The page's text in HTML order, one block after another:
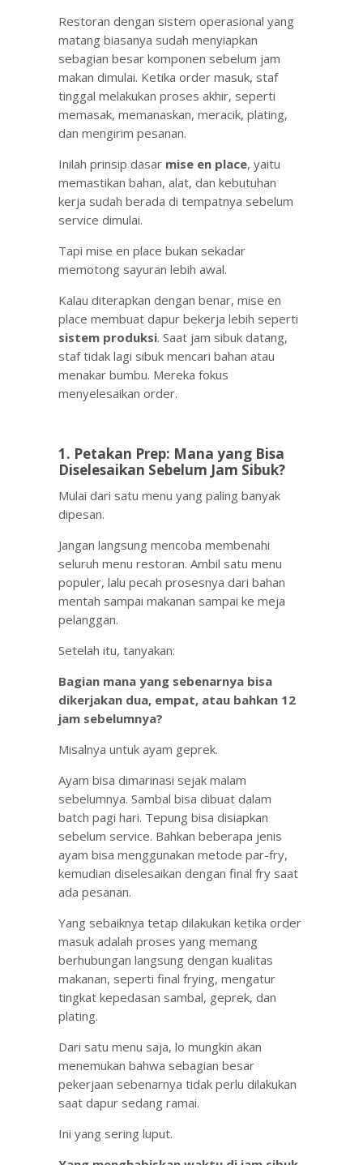
Restoran dengan sistem operasional yang
matang biasanya sudah menyiapkan
sebagian besar komponen sebelum jam
makan dimulai. Ketika order masuk, staf
tinggal melakukan proses akhir, seperti
memasak, memanaskan, meracik, plating,
dan mengirim pesanan.
Inilah prinsip dasar mise en place, yaitu
memastikan bahan, alat, dan kebutuhan
kerja sudah berada di tempatnya sebelum
service dimulai.
Tapi mise en place bukan sekadar
memotong sayuran lebih awal.
Kalau diterapkan dengan benar, mise en
place membuat dapur bekerja lebih seperti
sistem produksi. Saat jam sibuk datang,
staf tidak lagi sibuk mencari bahan atau
menakar bumbu. Mereka fokus
menyelesaikan order.
1. Petakan Prep: Mana yang Bisa
Diselesaikan Sebelum Jam Sibuk?
Mulai dari satu menu yang paling banyak
dipesan.
Jangan langsung mencoba membenahi
seluruh menu restoran. Ambil satu menu
populer, lalu pecah prosesnya dari bahan
mentah sampai makanan sampai ke meja
pelanggan.
Setelah itu, tanyakan:
Bagian mana yang sebenarnya bisa
dikerjakan dua, empat, atau bahkan 12
jam sebelumnya?
Misalnya untuk ayam geprek.
Ayam bisa dimarinasi sejak malam
sebelumnya. Sambal bisa dibuat dalam
batch pagi hari. Tepung bisa disiapkan
sebelum service. Bahkan beberapa jenis
ayam bisa menggunakan metode par-fry,
kemudian diselesaikan dengan final fry saat
ada pesanan.
Yang sebaiknya tetap dilakukan ketika order
masuk adalah proses yang memang
berhubungan langsung dengan kualitas
makanan, seperti final frying, mengatur
tingkat kepedasan sambal, geprek, dan
plating.
Dari satu menu saja, lo mungkin akan
menemukan bahwa sebagian besar
pekerjaan sebenarnya tidak perlu dilakukan
saat dapur sedang ramai.
Ini yang sering luput.